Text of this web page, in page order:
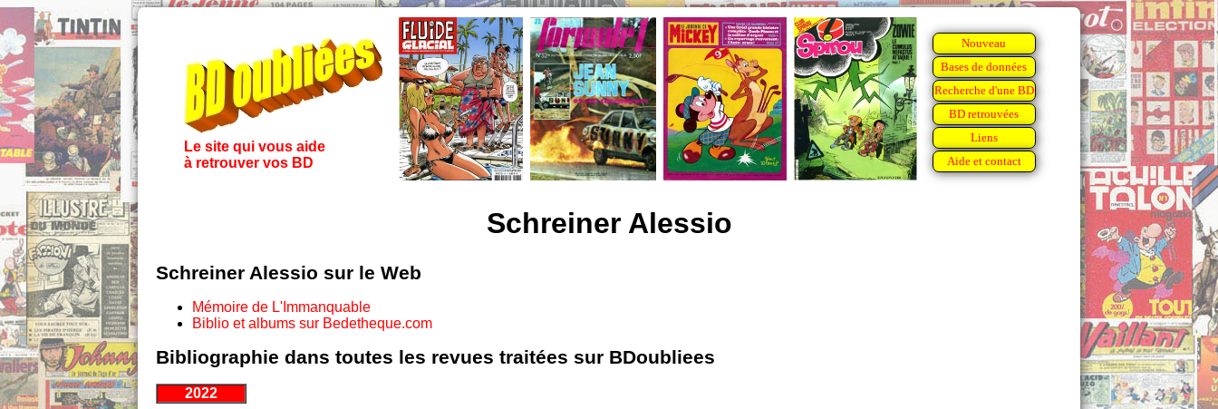
Le site qui vous aide
à retrouver vos BD
Nouveau
Bases de données
Recherche d'une BD
BD retrouvées
Liens
Aide et contact
Schreiner Alessio
Schreiner Alessio sur le Web
Mémoire de L'Immanquable
Biblio et albums sur Bedetheque.com
Bibliographie dans toutes les revues traitées sur BDoubliees
2022